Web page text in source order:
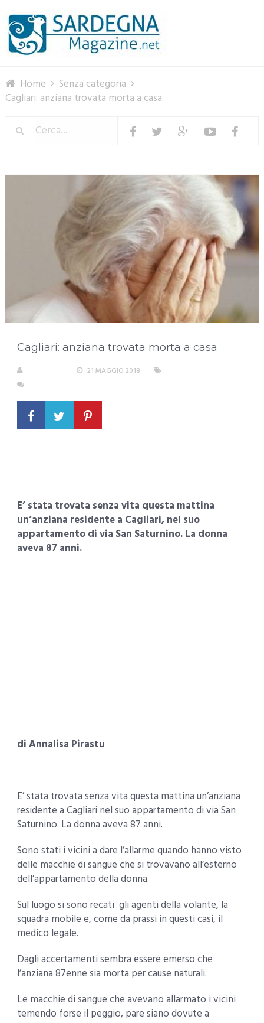
Home
Senza categoria
Cagliari: anziana trovata morta a casa
Cagliari: anziana trovata morta a casa
21 MAGGIO 2018
E’ stata trovata senza vita questa mattina
un’anziana residente a Cagliari, nel suo
appartamento di via San Saturnino. La donna
aveva 87 anni.
di Annalisa Pirastu
E’ stata trovata senza vita questa mattina un’anziana
residente a Cagliari nel suo appartamento di via San
Saturnino. La donna aveva 87 anni.
Sono stati i vicini a dare l’allarme quando hanno visto
delle macchie di sangue che si trovavano all’esterno
dell’appartamento della donna.
Sul luogo si sono recati gli agenti della volante, la
squadra mobile e, come da prassi in questi casi, il
medico legale.
Dagli accertamenti sembra essere emerso che
l’anziana 87enne sia morta per cause naturali.
Le macchie di sangue che avevano allarmato i vicini
temendo forse il peggio, pare siano dovute a